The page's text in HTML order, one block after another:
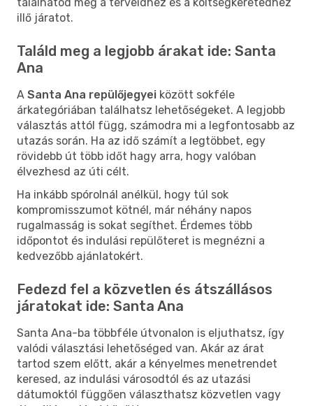
illő járatot.
Találd meg a legjobb árakat ide: Santa
Ana
A Santa Ana repülőjegyei között sokféle
árkategóriában találhatsz lehetőségeket. A legjobb
választás attól függ, számodra mi a legfontosabb az
utazás során. Ha az idő számít a legtöbbet, egy
rövidebb út több időt hagy arra, hogy valóban
élvezhesd az úti célt.
Ha inkább spórolnál anélkül, hogy túl sok
kompromisszumot kötnél, már néhány napos
rugalmasság is sokat segíthet. Érdemes több
időpontot és indulási repülőteret is megnézni a
kedvezőbb ajánlatokért.
Fedezd fel a közvetlen és átszállásos
járatokat ide: Santa Ana
Santa Ana-ba többféle útvonalon is eljuthatsz, így
valódi választási lehetőséged van. Akár az árat
tartod szem előtt, akár a kényelmes menetrendet
keresed, az indulási városodtól és az utazási
dátumoktól függően választhatsz közvetlen vagy